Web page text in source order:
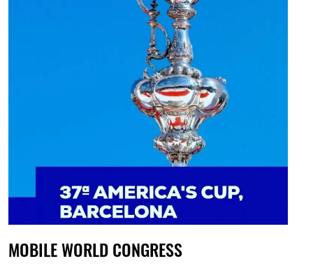
MOBILE WORLD CONGRESS